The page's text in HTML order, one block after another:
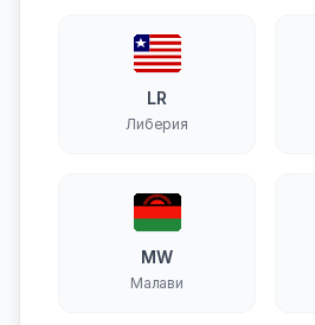
LR
Либерия
MW
Малави